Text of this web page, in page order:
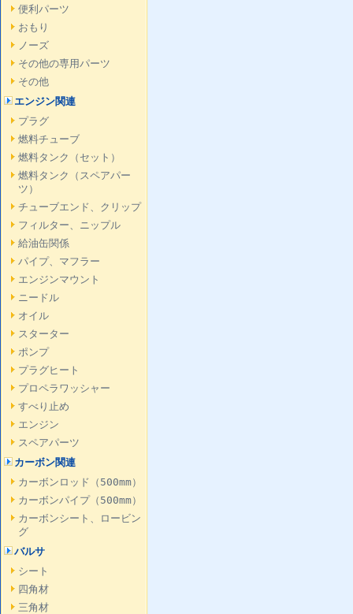
便利パーツ
おもり
ノーズ
その他の専用パーツ
その他
エンジン関連
プラグ
燃料チューブ
燃料タンク（セット）
燃料タンク（スペアパー
ツ）
チューブエンド、クリップ
フィルター、ニップル
給油缶関係
パイプ、マフラー
エンジンマウント
ニードル
オイル
スターター
ポンプ
プラグヒート
プロペラワッシャー
すべり止め
エンジン
スペアパーツ
カーボン関連
カーボンロッド（500mm）
カーボンパイプ（500mm）
カーボンシート、ロービン
グ
バルサ
シート
四角材
三角材